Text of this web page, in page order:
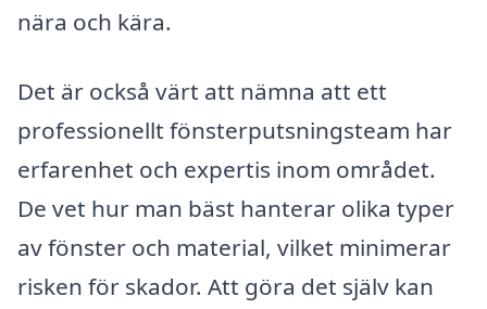
nära och kära.
Det är också värt att nämna att ett
professionellt fönsterputsningsteam har
erfarenhet och expertis inom området.
De vet hur man bäst hanterar olika typer
av fönster och material, vilket minimerar
risken för skador. Att göra det själv kan